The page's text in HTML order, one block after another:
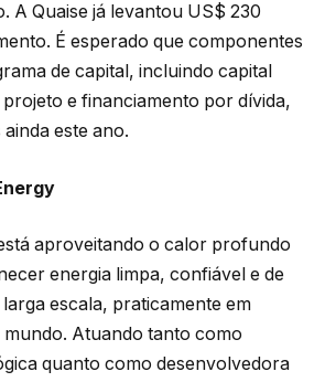
A Quaise já levantou US$ 230
É esperado que componentes
de capital, incluindo capital
e financiamento por dívida,
este ano.
aproveitando o calor profundo
energia limpa, confiável e de
escala, praticamente em
Atuando tanto como
quanto como desenvolvedora